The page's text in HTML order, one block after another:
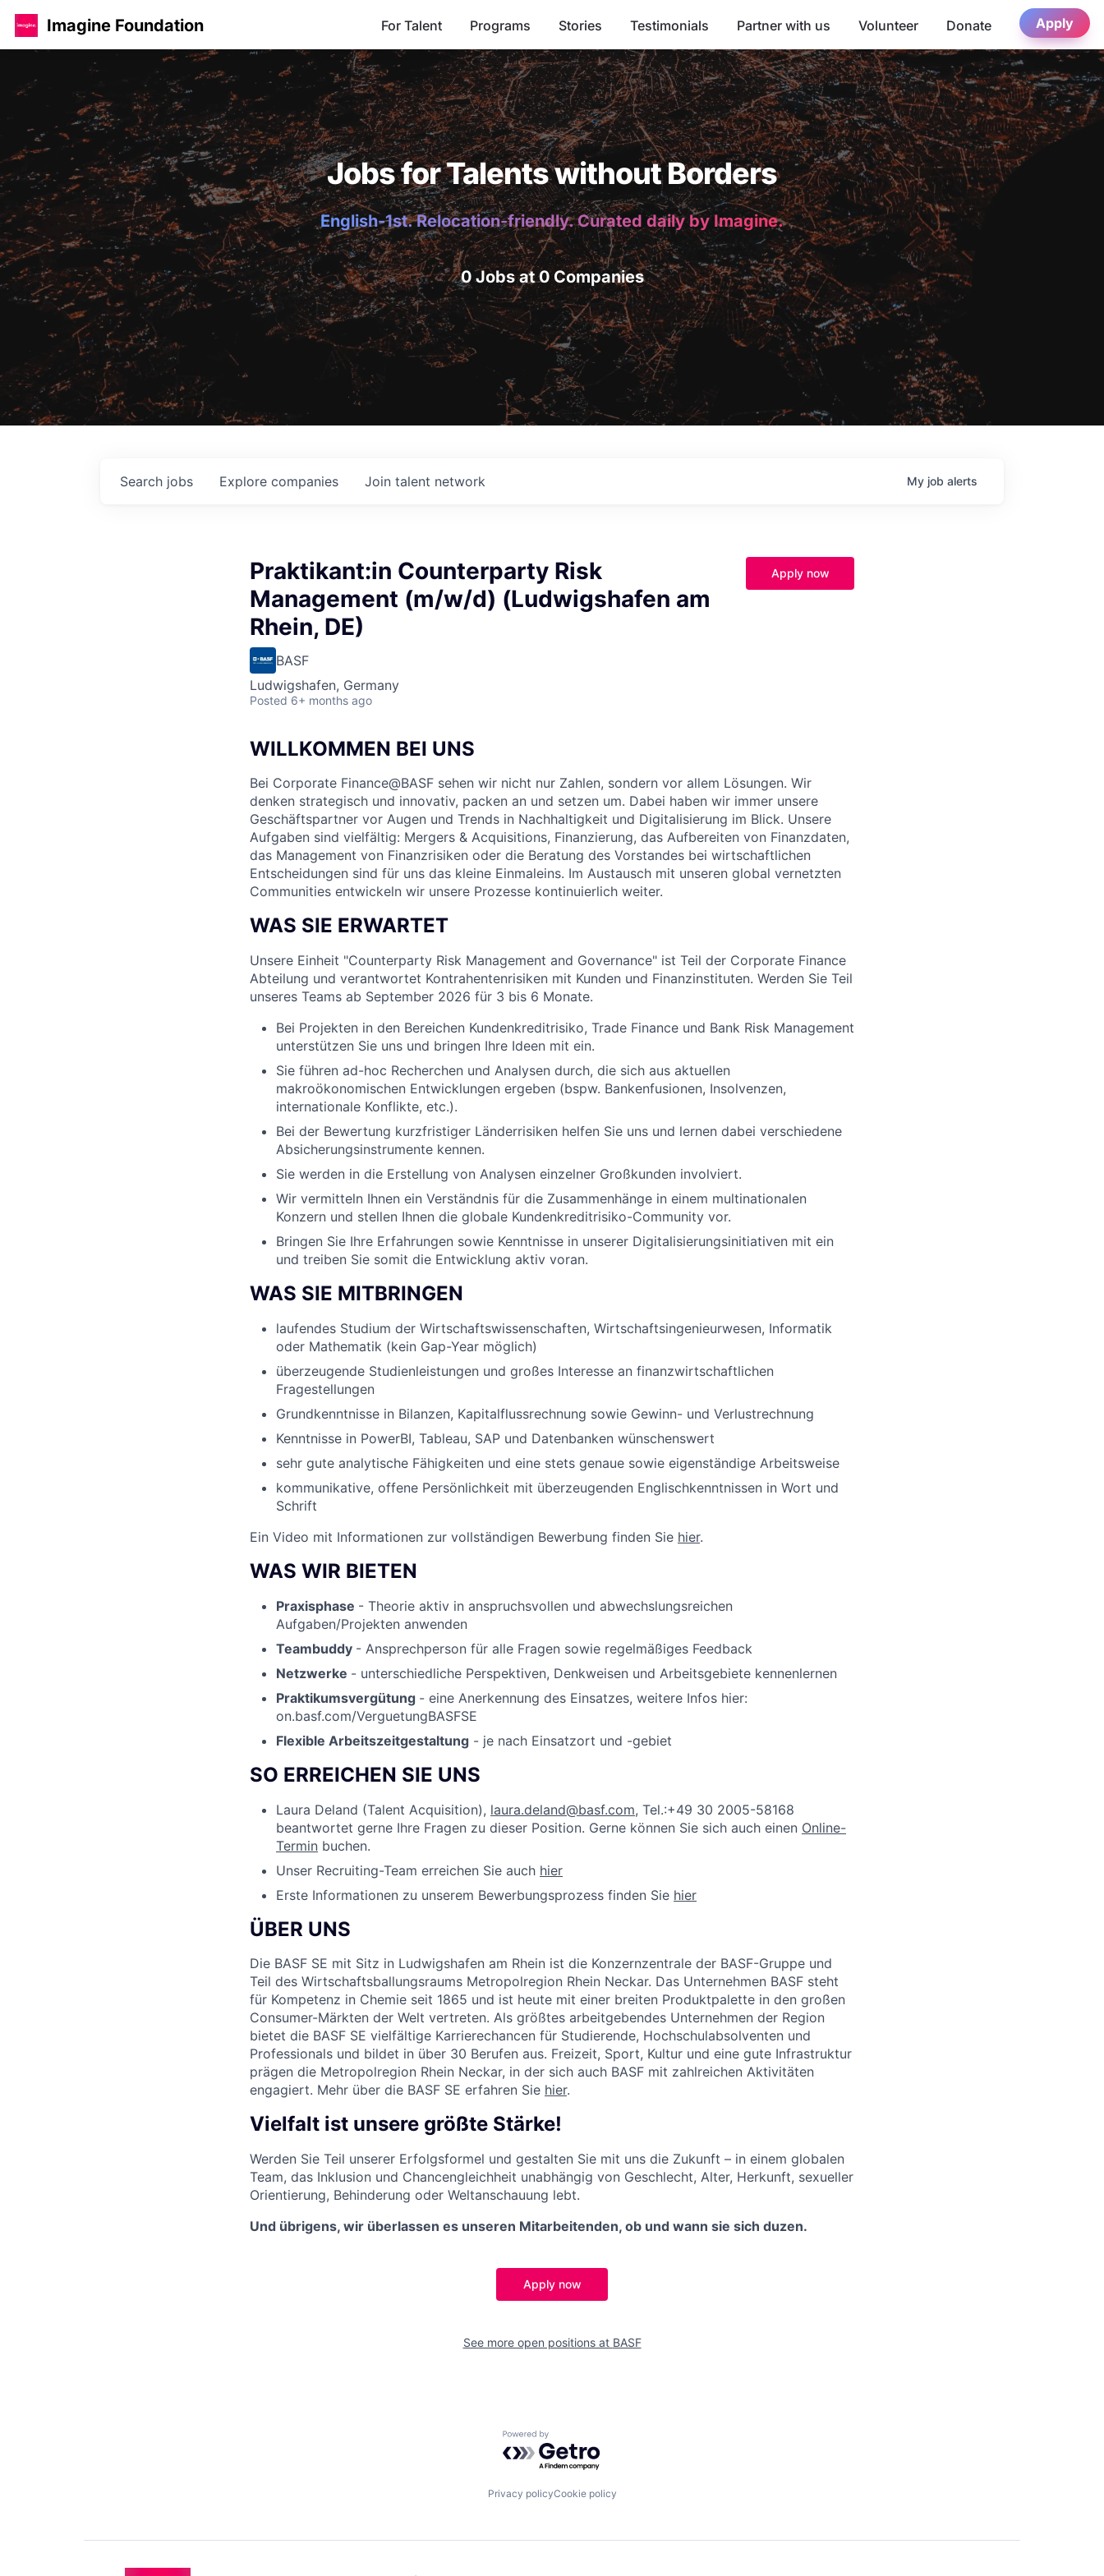
Imagine Foundation For Talent Programs Stories Testimonials Partner with us Volunteer Donate Apply
Jobs for Talents without Borders
English-1st. Relocation-friendly. Curated daily by Imagine.
0 Jobs at 0 Companies
Search jobs Explore companies Join talent network My job alerts
Praktikant:in Counterparty Risk
Management (m/w/d) (Ludwigshafen am
Rhein, DE)
BASF
Ludwigshafen, Germany
Posted 6+ months ago
Apply now
WILLKOMMEN BEI UNS
Bei Corporate Finance@BASF sehen wir nicht nur Zahlen, sondern vor allem Lösungen. Wir
denken strategisch und innovativ, packen an und setzen um. Dabei haben wir immer unsere
Geschäftspartner vor Augen und Trends in Nachhaltigkeit und Digitalisierung im Blick. Unsere
Aufgaben sind vielfältig: Mergers & Acquisitions, Finanzierung, das Aufbereiten von Finanzdaten,
das Management von Finanzrisiken oder die Beratung des Vorstandes bei wirtschaftlichen
Entscheidungen sind für uns das kleine Einmaleins. Im Austausch mit unseren global vernetzten
Communities entwickeln wir unsere Prozesse kontinuierlich weiter.
WAS SIE ERWARTET
Unsere Einheit "Counterparty Risk Management and Governance" ist Teil der Corporate Finance
Abteilung und verantwortet Kontrahentenrisiken mit Kunden und Finanzinstituten. Werden Sie Teil
unseres Teams ab September 2026 für 3 bis 6 Monate.
Bei Projekten in den Bereichen Kundenkreditrisiko, Trade Finance und Bank Risk Management
unterstützen Sie uns und bringen Ihre Ideen mit ein.
Sie führen ad-hoc Recherchen und Analysen durch, die sich aus aktuellen
makroökonomischen Entwicklungen ergeben (bspw. Bankenfusionen, Insolvenzen,
internationale Konflikte, etc.).
Bei der Bewertung kurzfristiger Länderrisiken helfen Sie uns und lernen dabei verschiedene
Absicherungsinstrumente kennen.
Sie werden in die Erstellung von Analysen einzelner Großkunden involviert.
Wir vermitteln Ihnen ein Verständnis für die Zusammenhänge in einem multinationalen
Konzern und stellen Ihnen die globale Kundenkreditrisiko-Community vor.
Bringen Sie Ihre Erfahrungen sowie Kenntnisse in unserer Digitalisierungsinitiativen mit ein
und treiben Sie somit die Entwicklung aktiv voran.
WAS SIE MITBRINGEN
laufendes Studium der Wirtschaftswissenschaften, Wirtschaftsingenieurwesen, Informatik
oder Mathematik (kein Gap-Year möglich)
überzeugende Studienleistungen und großes Interesse an finanzwirtschaftlichen
Fragestellungen
Grundkenntnisse in Bilanzen, Kapitalflussrechnung sowie Gewinn- und Verlustrechnung
Kenntnisse in PowerBI, Tableau, SAP und Datenbanken wünschenswert
sehr gute analytische Fähigkeiten und eine stets genaue sowie eigenständige Arbeitsweise
kommunikative, offene Persönlichkeit mit überzeugenden Englischkenntnissen in Wort und
Schrift
Ein Video mit Informationen zur vollständigen Bewerbung finden Sie hier.
WAS WIR BIETEN
Praxisphase - Theorie aktiv in anspruchsvollen und abwechslungsreichen
Aufgaben/Projekten anwenden
Teambuddy - Ansprechperson für alle Fragen sowie regelmäßiges Feedback
Netzwerke - unterschiedliche Perspektiven, Denkweisen und Arbeitsgebiete kennenlernen
Praktikumsvergütung - eine Anerkennung des Einsatzes, weitere Infos hier:
on.basf.com/VerguetungBASFSE
Flexible Arbeitszeitgestaltung - je nach Einsatzort und -gebiet
SO ERREICHEN SIE UNS
Laura Deland (Talent Acquisition), laura.deland@basf.com, Tel.:+49 30 2005-58168
beantwortet gerne Ihre Fragen zu dieser Position. Gerne können Sie sich auch einen Online-
Termin buchen.
Unser Recruiting-Team erreichen Sie auch hier
Erste Informationen zu unserem Bewerbungsprozess finden Sie hier
ÜBER UNS
Die BASF SE mit Sitz in Ludwigshafen am Rhein ist die Konzernzentrale der BASF-Gruppe und
Teil des Wirtschaftsballungsraums Metropolregion Rhein Neckar. Das Unternehmen BASF steht
für Kompetenz in Chemie seit 1865 und ist heute mit einer breiten Produktpalette in den großen
Consumer-Märkten der Welt vertreten. Als größtes arbeitgebendes Unternehmen der Region
bietet die BASF SE vielfältige Karrierechancen für Studierende, Hochschulabsolventen und
Professionals und bildet in über 30 Berufen aus. Freizeit, Sport, Kultur und eine gute Infrastruktur
prägen die Metropolregion Rhein Neckar, in der sich auch BASF mit zahlreichen Aktivitäten
engagiert. Mehr über die BASF SE erfahren Sie hier.
Vielfalt ist unsere größte Stärke!
Werden Sie Teil unserer Erfolgsformel und gestalten Sie mit uns die Zukunft – in einem globalen
Team, das Inklusion und Chancengleichheit unabhängig von Geschlecht, Alter, Herkunft, sexueller
Orientierung, Behinderung oder Weltanschauung lebt.
Und übrigens, wir überlassen es unseren Mitarbeitenden, ob und wann sie sich duzen.
Apply now
See more open positions at BASF
Powered by Getro.com
Privacy policyCookie policy